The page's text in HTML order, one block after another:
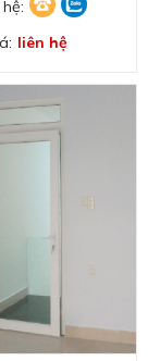
liên hệ